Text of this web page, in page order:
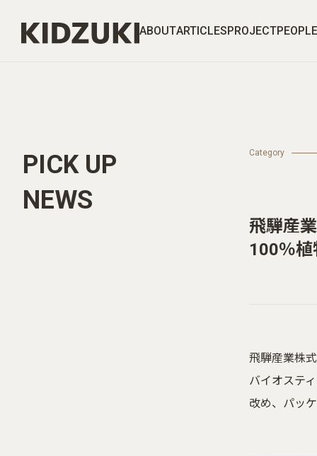
ABOUTARTICLESPROJECTPEOPLE
PICK UP
NEWS
Category
飛騨産
100％
飛騨産業株
バイオステ
改め、パッ